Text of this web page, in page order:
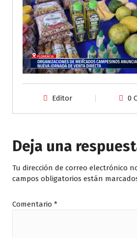
Editor 0
Deja una
Tu dirección de correo electrónico
campos obligatorios están
Comentario *